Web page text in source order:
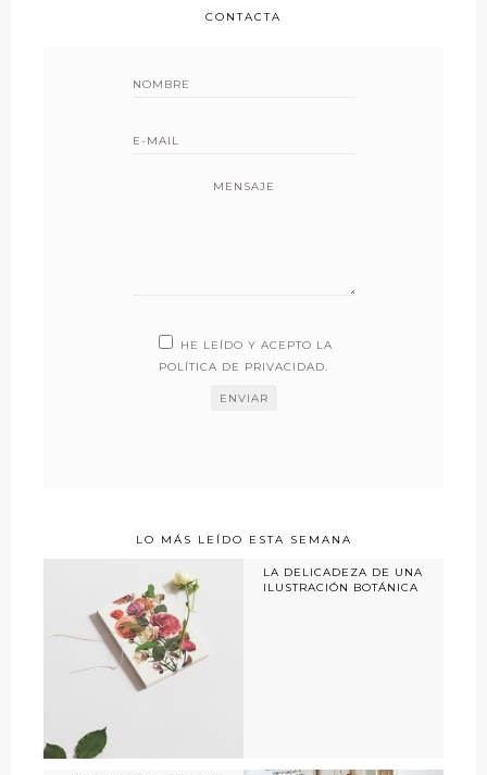
CONTACTA
MENSAJE
HE LEÍDO Y ACEPTO LA
POLÍTICA DE PRIVACIDAD.
LO MÁS LEÍDO ESTA SEMANA
LA DELICADEZA DE UNA
ILUSTRACIÓN BOTÁNICA